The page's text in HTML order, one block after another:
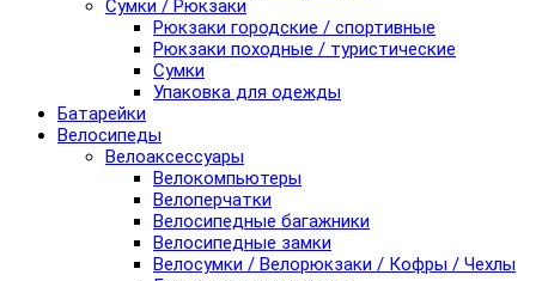
Сумки / Рюкзаки
Рюкзаки городские / спортивные
Рюкзаки походные / туристические
Сумки
Упаковка для одежды
Батарейки
Велосипеды
Велоаксессуары
Велокомпьютеры
Велоперчатки
Велосипедные багажники
Велосипедные замки
Велосумки / Велорюкзаки / Кофры / Чехлы